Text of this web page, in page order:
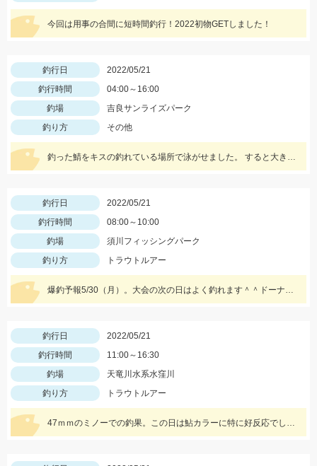
今回は用事の合間に短時間釣行！2022初物GETしました！
釣行日
2022/05/21
釣行時間
04:00～16:00
釣場
吉良サンライズパーク
釣り方
その他
釣った鯖をキスの釣れている場所で泳がせました。 すると大きな当たりがーそれから頑張って釣り上げました。
釣行日
2022/05/21
釣行時間
08:00～10:00
釣場
須川フィッシングパーク
釣り方
トラウトルアー
爆釣予報5/30（月）。大会の次の日はよく釣れます＾＾ドーナ１ｇ蛍光ザキヤマメやミノーなどがオススメ。
釣行日
2022/05/21
釣行時間
11:00～16:30
釣場
天竜川水系水窪川
釣り方
トラウトルアー
47ｍｍのミノーでの釣果。この日は鮎カラーに特に好反応でした。